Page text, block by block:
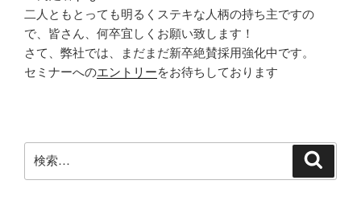
二人ともとっても明るくステキな人柄の持ち主ですの
で、皆さん、何卒宜しくお願い致します！
さて、弊社では、まだまだ新卒絶賛採用強化中です。
セミナーへのエントリーをお待ちしております
索: